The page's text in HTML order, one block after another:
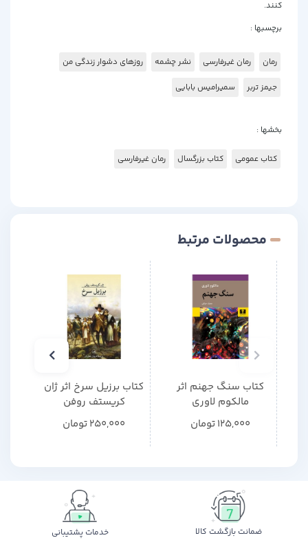
کنند.
برچسبها :
رمان رمان غیرفارسی نشر چشمه روزهای دشوار زندگی من
جیمز تربر سمیرامیس بابایی
بخشها :
کتاب عمومی کتاب بزرگسال رمان غیرفارسی
محصولات مرتبط
کتاب سنگ جهنم اثر
مالکوم لاوری
125,000تومان
کتاب برزیل سرخ اثر ژان
کریستف روفن
250,000تومان
ضمانت بازگشت کالا خدمات پشتیبانی